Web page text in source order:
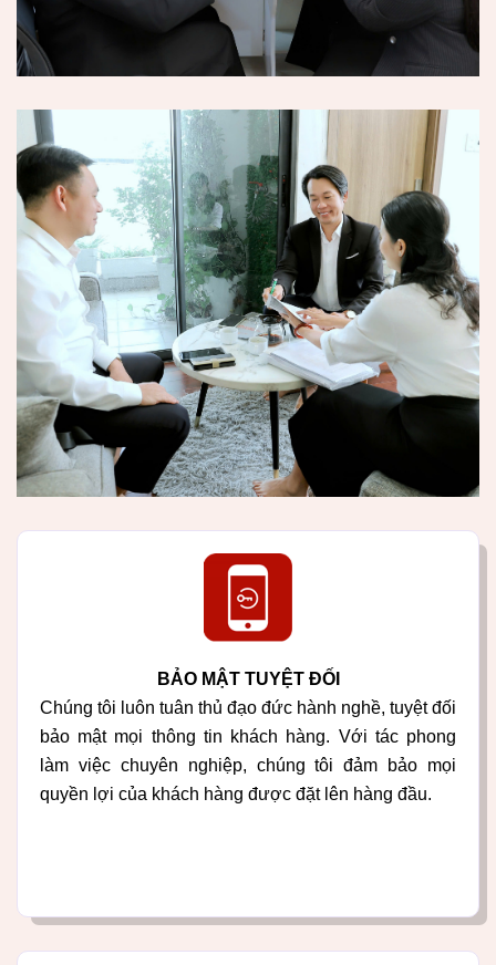
BẢO MẬT TUYỆT ĐỐI
Chúng tôi luôn tuân thủ đạo đức hành nghề, tuyệt đối
bảo mật mọi thông tin khách hàng. Với tác phong
làm việc chuyên nghiệp, chúng tôi đảm bảo mọi
quyền lợi của khách hàng được đặt lên hàng đầu.